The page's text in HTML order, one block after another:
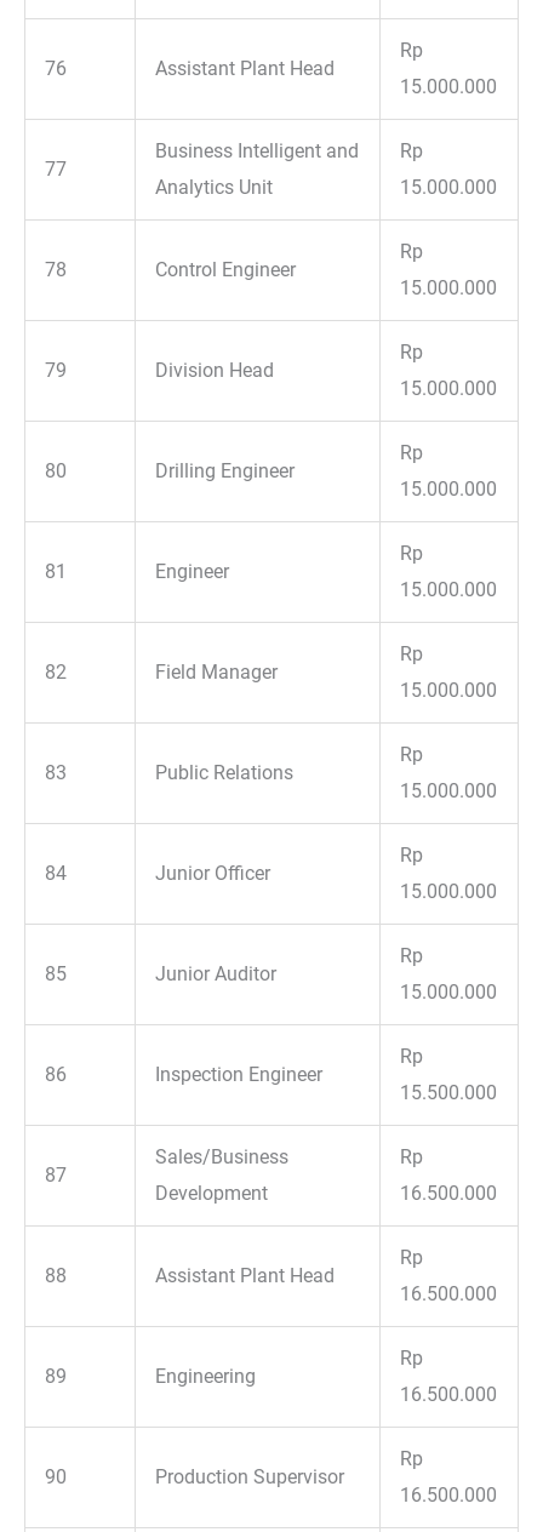
76 Assistant Plant Head
Rp
15.000.000
77
Business Intelligent and
Analytics Unit
Rp
15.000.000
78 Control Engineer
Rp
15.000.000
79 Division Head
Rp
15.000.000
80 Drilling Engineer
Rp
15.000.000
81 Engineer
Rp
15.000.000
82 Field Manager
Rp
15.000.000
83 Public Relations
Rp
15.000.000
84 Junior Officer
Rp
15.000.000
85 Junior Auditor
Rp
15.000.000
86 Inspection Engineer
Rp
15.500.000
87
Sales/Business
Development
Rp
16.500.000
88 Assistant Plant Head
Rp
16.500.000
89 Engineering
Rp
16.500.000
90 Production Supervisor
Rp
16.500.000